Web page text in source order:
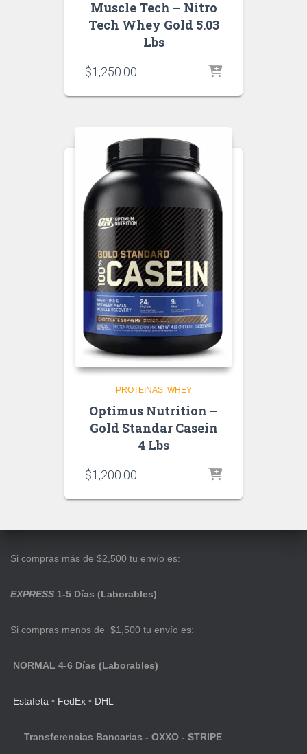
Muscle Tech – Nitro
Tech Whey Gold 5.03
Lbs
$1,250.00
PROTEINAS WHEY
Optimus Nutrition –
Gold Standar Casein
4 Lbs
$1,200.00
Si compras más de $2,500 tu envío es:
EXPRESS 1-5 Días (Laborables)
Si compras menos de $1,500 tu envío es:
NORMAL 4-6 Días (Laborables)
Estafeta • FedEx • DHL
Transferencias Bancarias - OXXO - STRIPE